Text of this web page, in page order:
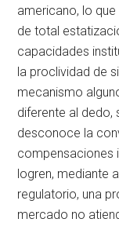
americano, lo
de total
capacidades
la proclividad de
mecanismo
diferente al dedo,
desconoce la
compensaciones
logren, mediante
regulatorio, una
mercado no